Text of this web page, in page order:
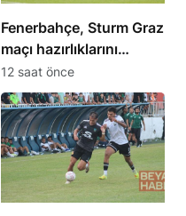
Fenerbahçe, Sturm Graz
maçı hazırlıklarını
sürdürüyor
12 saat önce